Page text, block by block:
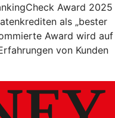
Award 2025
als „bester
Award wird auf
von Kunden